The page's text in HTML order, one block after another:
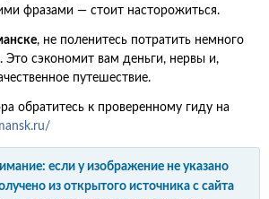
фразами — стоит насторожиться.
, не поленитесь потратить немного
Это сэкономит вам деньги, нервы и,
путешествие.
обратитесь к проверенному гиду на
если у изображение не указано
из открытого источника с сайта